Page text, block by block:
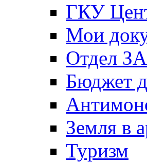
ГКУ
Мои
Отдел
Бюджет
Земля в
Туризм